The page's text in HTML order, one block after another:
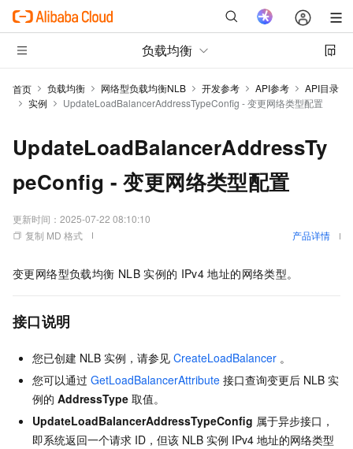
负载均衡
首页 负载均衡 网络型负载均衡NLB 开发参考 API参考
API目录
实例
UpdateLoadBalancerAddressTypeConfig - 变更网络类型配置
UpdateLoadBalancerAddressTy
peConfig - 变更网络类型配置
更新时间： 2025-07-22 08:10:10
复制 MD 格式
产品详情
变更网络型负载均衡 NLB 实例的 IPv4 地址的网络类型。
接口说明
您已创建 NLB 实例，请参见 CreateLoadBalancer 。
您可以通过 GetLoadBalancerAttribute 接口查询变更后 NLB 实
例的 AddressType 取值。
UpdateLoadBalancerAddressTypeConfig 属于异步接口，
即系统返回一个请求 ID，但该 NLB 实例 IPv4 地址的网络类型